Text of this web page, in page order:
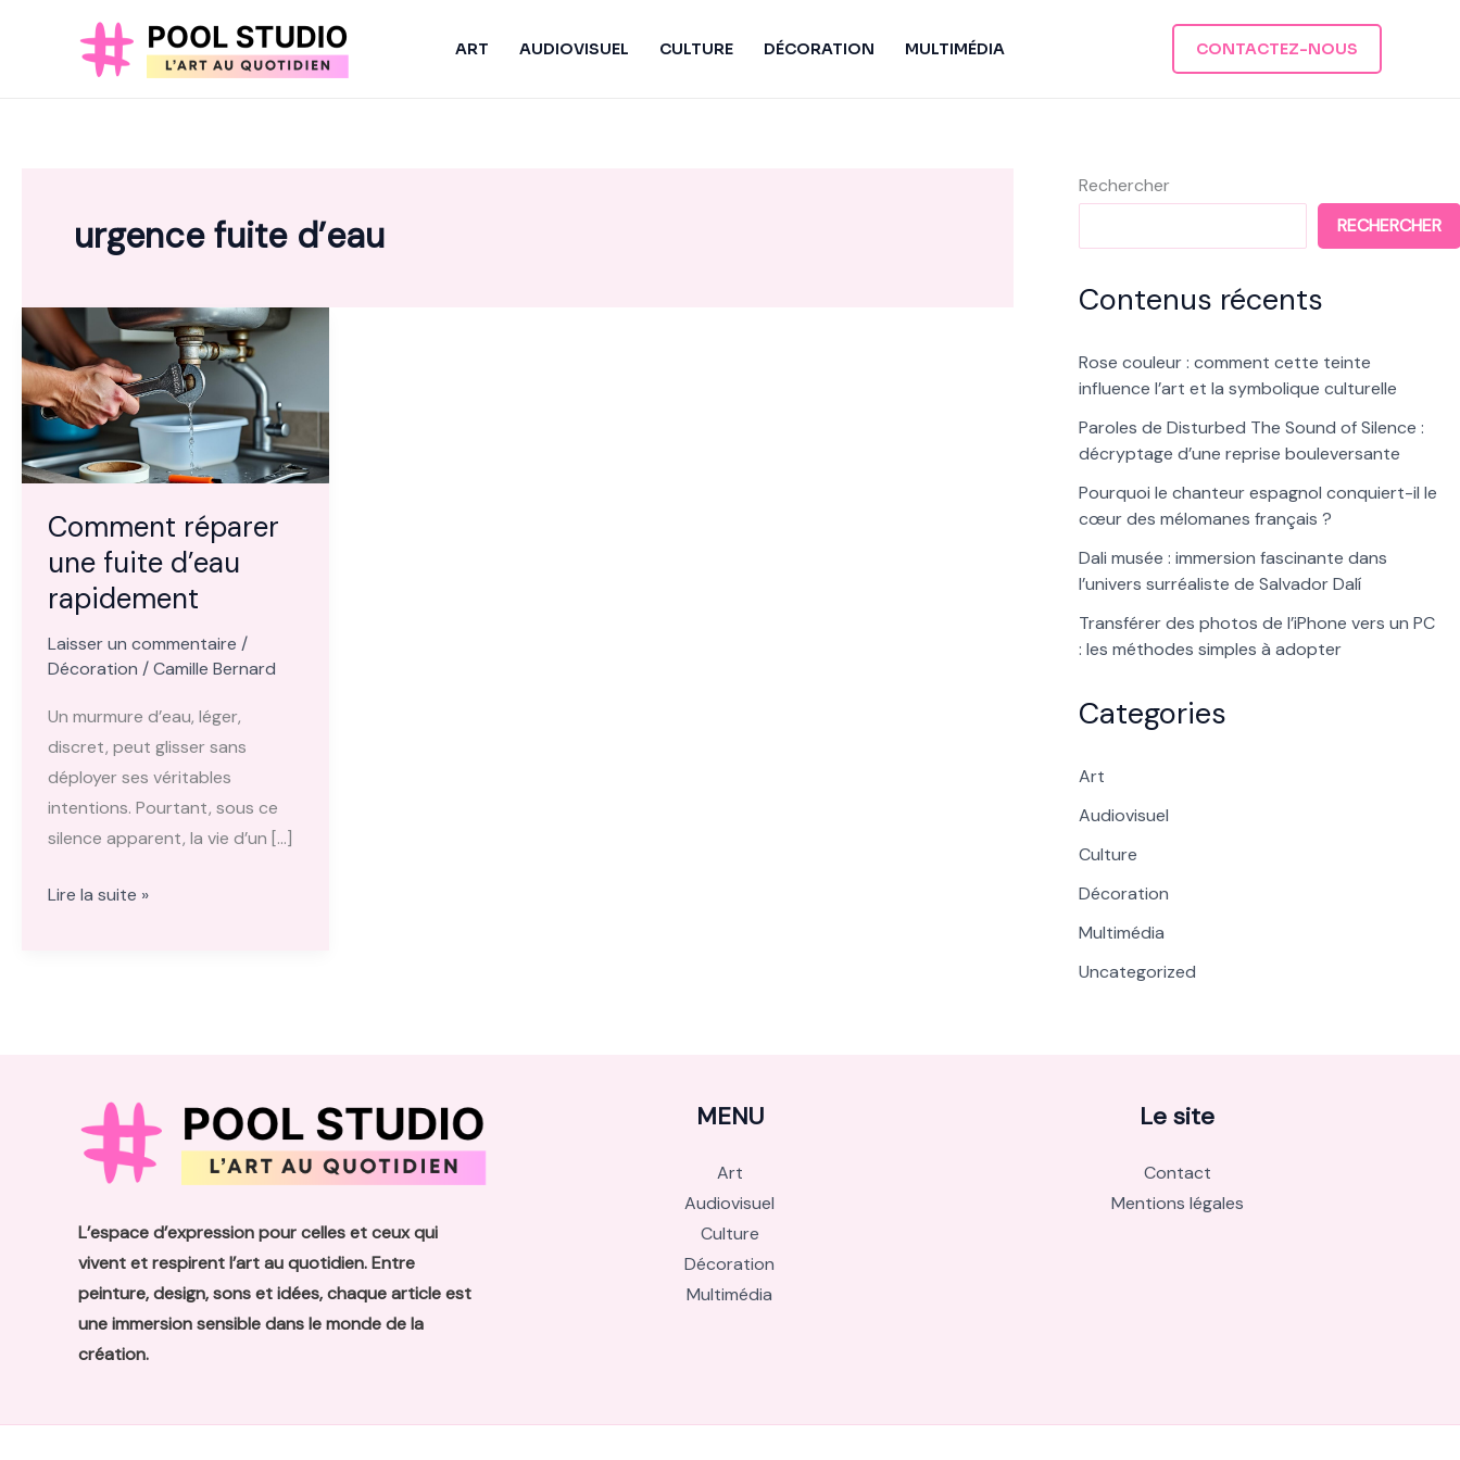
ART AUDIOVISUEL CULTURE DÉCORATION MULTIMÉDIA CONTACTEZ-NOUS
urgence fuite d’eau
Comment réparer
une fuite d’eau
rapidement
Laisser un commentaire /
Décoration /Camille Bernard
Un murmure d’eau, léger,
discret, peut glisser sans
déployer ses véritables
intentions. Pourtant, sous ce
silence apparent, la vie d’un […]
Comment
Lire la suite »
Rechercher
RECHERCHER
Contenus récents
Rose couleur : comment cette teinte
influence l’art et la symbolique culturelle
Paroles de Disturbed The Sound of Silence :
décryptage d’une reprise bouleversante
Pourquoi le chanteur espagnol conquiert-il le
cœur des mélomanes français ?
Dali musée : immersion fascinante dans
l’univers surréaliste de Salvador Dalí
Transférer des photos de l’iPhone vers un PC
: les méthodes simples à adopter
Categories
Art
Audiovisuel
Culture
Décoration
Multimédia
Uncategorized
L’espace d’expression pour celles et ceux qui
vivent et respirent l’art au quotidien. Entre
peinture, design, sons et idées, chaque article est
une immersion sensible dans le monde de la
création.
MENU
Art
Audiovisuel
Culture
Décoration
Multimédia
Le site
Contact
Mentions légales